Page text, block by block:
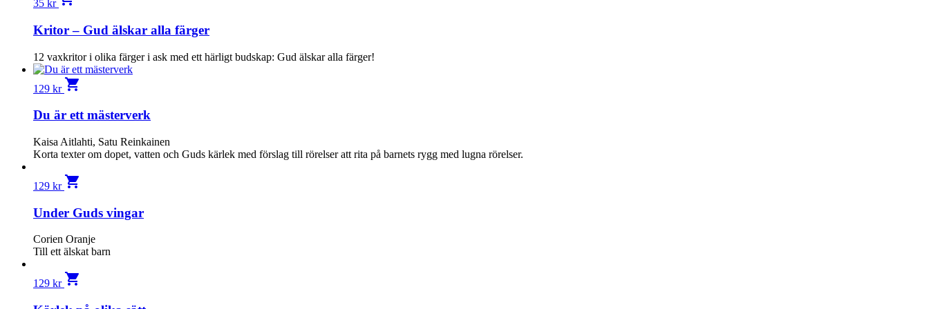
35 kr
Kritor – Gud älskar alla färger
12 vaxkritor i olika färger i ask med ett härligt budskap: Gud älskar alla färger!
129 kr shopping_cart
Du är ett mästerverk
Kaisa Aitlahti, Satu Reinkainen
Korta texter om dopet, vatten och Guds kärlek med förslag till rörelser att rita på barnets rygg med lugna rörelser.
129 kr shopping_cart
Under Guds vingar
Corien Oranje
Till ett älskat barn
129 kr shopping_cart